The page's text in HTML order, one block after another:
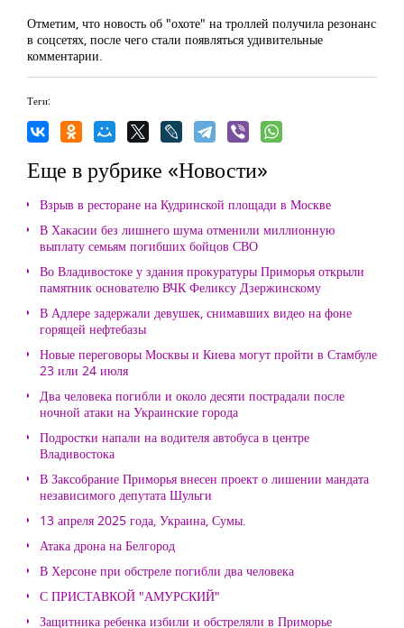
Отметим, что новость об "охоте" на троллей получила резонанс
в соцсетях, после чего стали появляться удивительные
комментарии.
Теги:
Еще в рубрике «Новости»
Взрыв в ресторане на Кудринской площади в Москве
В Хакасии без лишнего шума отменили миллионную
выплату семьям погибших бойцов СВО
Во Владивостоке у здания прокуратуры Приморья открыли
памятник основателю ВЧК Феликсу Дзержинскому
В Адлере задержали девушек, снимавших видео на фоне
горящей нефтебазы
Новые переговоры Москвы и Киева могут пройти в Стамбуле
23 или 24 июля
Два человека погибли и около десяти пострадали после
ночной атаки на Украинские города
Подростки напали на водителя автобуса в центре
Владивостока
В Заксобрание Приморья внесен проект о лишении мандата
независимого депутата Шульги
13 апреля 2025 года, Украина, Сумы.
Атака дрона на Белгород
В Херсоне при обстреле погибли два человека
С ПРИСТАВКОЙ "АМУРСКИЙ"
Защитника ребенка избили и обстреляли в Приморье